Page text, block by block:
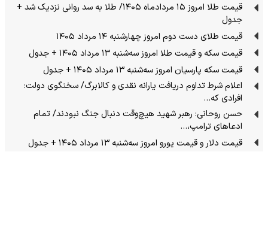
قیمت طلا امروز ۱۵ مردادماه ۱۴۰۵/ طلا به سد روانی نزدیک شد +
جدول
قیمت طلای دست دوم امروز چهارشنبه ۱۴ مرداد ۱۴۰۵
قیمت سکه و قیمت طلا امروز سه‌شنبه ۱۳ مرداد ۱۴۰۵ + جدول
قیمت سکه پارسیان امروز سه‌شنبه ۱۳ مرداد ۱۴۰۵ + جدول
اعلام شرط تداوم دریافت یارانه نقدی و کالابرگ/ سخنگوی دولت:
افرادی که…
حسن روحانی: رهبر شهید هیچ‌وقت دنبال جنگ نبودند/ تمام
ادعاهای ترامپ،…
قیمت دلار و قیمت یورو امروز سه‌شنبه ۱۳ مرداد ۱۴۰۵ + جدول